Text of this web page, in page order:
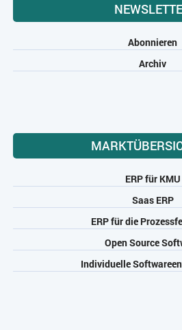
Abonnieren
Archiv
ERP für KMU
Saas ERP
ERP für die
Open Source
Individuelle